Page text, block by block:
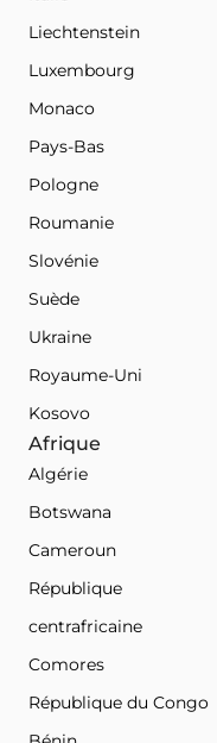
Liechtenstein
Luxembourg
Monaco
Pays-Bas
Pologne
Roumanie
Slovénie
Suède
Ukraine
Royaume-Uni
Kosovo
Afrique
Algérie
Botswana
Cameroun
République
centrafricaine
Comores
République du Congo